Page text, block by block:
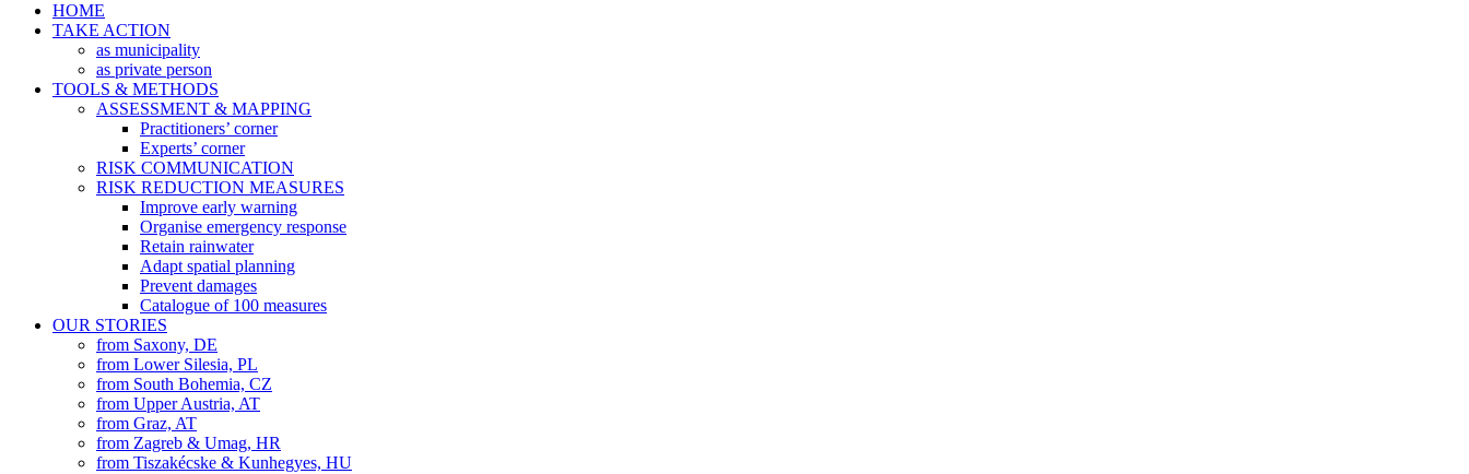
HOME
TAKE ACTION
as municipality
as private person
TOOLS & METHODS
ASSESSMENT & MAPPING
Practitioners’ corner
Experts’ corner
RISK COMMUNICATION
RISK REDUCTION MEASURES
Improve early warning
Organise emergency response
Retain rainwater
Adapt spatial planning
Prevent damages
Catalogue of 100 measures
OUR STORIES
from Saxony, DE
from Lower Silesia, PL
from South Bohemia, CZ
from Upper Austria, AT
from Graz, AT
from Zagreb & Umag, HR
from Tiszakécske & Kunhegyes, HU